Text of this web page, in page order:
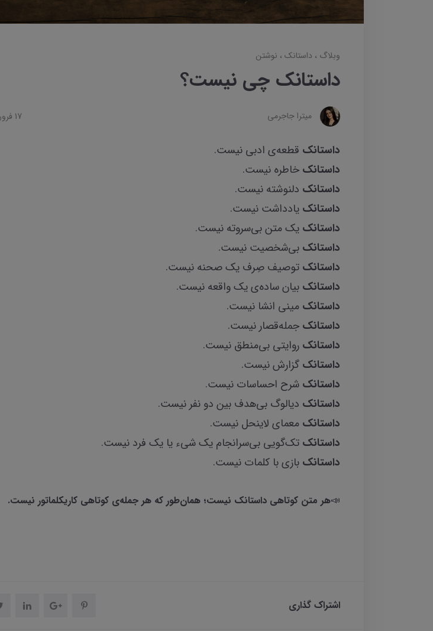
وبلاگ داستانک‌ نوشتن
داستانک چی نیست؟
میترا جاجرمی 17 فروردین 1404
داستانک قطعه‌ی ادبی نیست.
داستانک خاطره نیست.
داستانک دلنوشته نیست.
داستانک یادداشت نیست.
داستانک یک متن بی‌سروته نیست.
داستانک بی‌شخصیت نیست.
داستانک توصیف صِرف یک صحنه نیست.
داستانک بیان ساده‌ی یک واقعه نیست.
داستانک مینی انشا نیست.
داستانک جمله‌قصار نیست.
داستانک روایتی بی‌منطق نیست.
داستانک گزارش نیست.
داستانک شرح احساسات نیست.
داستانک دیالوگ بی‌‌هدف بین دو نفر نیست‌.
داستانک معمای لاینحل نیست.
داستانک تک‌گویی بی‌سرانجام یک شی‌‌ء یا یک فرد نیست.
داستانک بازی با کلمات نیست.
📣هر متن کوتاهی داستانک نیست؛ همان‌طور که هر جمله‌ی کوتاهی کاریکلماتور نیست.
اشتراک گذاری